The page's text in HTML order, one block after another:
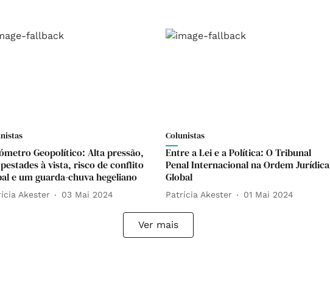
Geopolítico: Alta pressão,
à vista, risco de conflito
e um guarda-chuva hegeliano
Akester 03 Mai 2024
Colunistas
Entre a Lei e a Política: O Tribunal
Penal Internacional na Ordem Jurídica
Global
Patrícia Akester 01 Mai 2024
Ver mais